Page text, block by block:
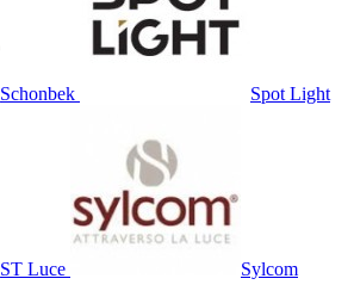
Schonbek Spot Light
ST Luce Sylcom